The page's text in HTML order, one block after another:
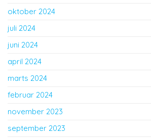
oktober 2024
juli 2024
juni 2024
april 2024
marts 2024
februar 2024
november 2023
september 2023